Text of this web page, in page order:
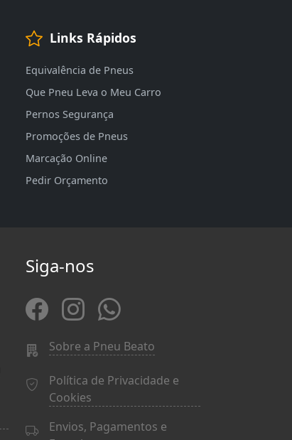
Links Rápidos
Equivalência de Pneus
Que Pneu Leva o Meu Carro
Pernos Segurança
Promoções de Pneus
Marcação Online
Pedir Orçamento
Siga-nos
Sobre a Pneu Beato
Política de Privacidade e
Cookies
Envios, Pagamentos e